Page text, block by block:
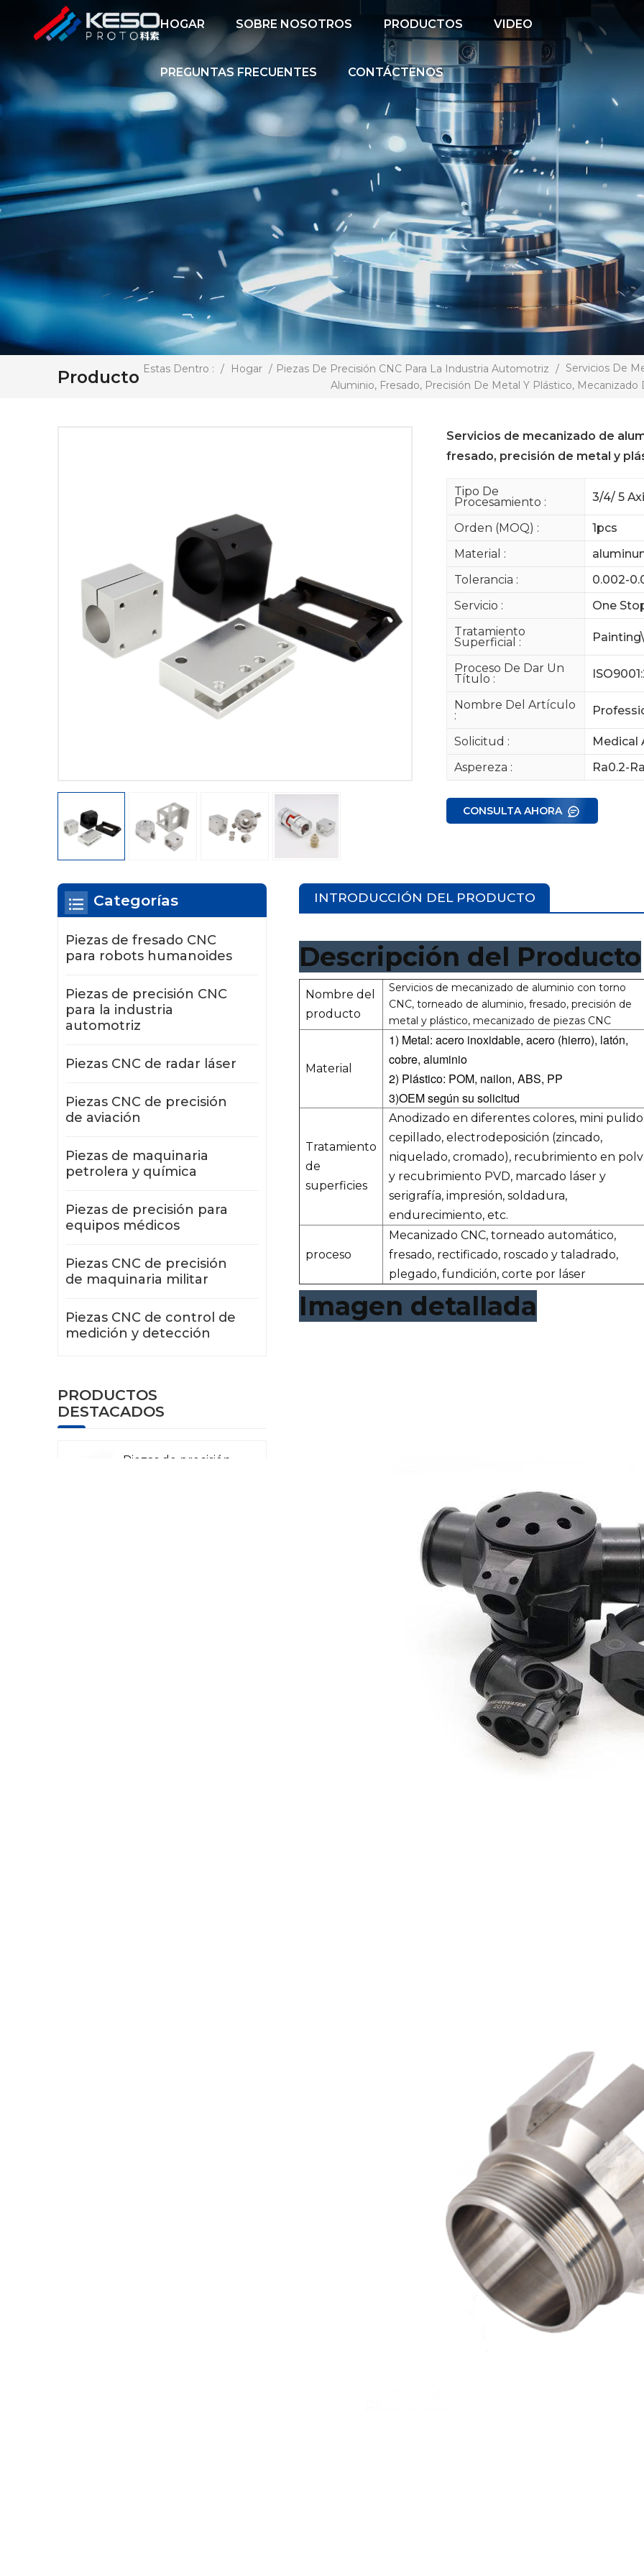
HOGAR SOBRE NOSOTROS PRODUCTOS VIDEO
PREGUNTAS FRECUENTES CONTÁCTENOS
Producto Estas Dentro : / Hogar / Piezas De Precisión CNC Para La Industria Automotriz / Servicios De
Aluminio, Fresado, Precisión De Metal Y Plástico, Mecanizado
Servicios de mecanizado de
fresado, precisión de metal y
Tipo De
Procesamiento : 3/4/ 5
Orden (MOQ) :
1pcs
Material :
Tolerancia :
0.002-
Servicio :
One
Tratamiento
Superficial :
Proceso De Dar Un
Título :
Nombre Del Artículo
:
Solicitud :
Medical
Aspereza :
Ra0.2-
CONSULTA AHORA
INTRODUCCIÓN DEL PRODUCTO
Descripción del Producto
Nombre del
producto
Servicios de mecanizado de aluminio con torno
CNC, torneado de aluminio, fresado, precisión de
metal y plástico, mecanizado de piezas CNC
Material
1) Metal: acero inoxidable, acero (hierro), latón,
cobre, aluminio
2) Plástico: POM, nailon, ABS, PP
3)OEM según su solicitud
Tratamiento
de
superficies
Anodizado en diferentes colores, mini
cepillado, electrodeposición (zincado,
niquelado, cromado), recubrimiento en
y recubrimiento PVD, marcado láser y
serigrafía, impresión, soldadura,
endurecimiento, etc.
proceso
Mecanizado CNC, torneado automático,
fresado, rectificado, roscado y taladrado,
plegado, fundición, corte por láser
Imagen detallada
Categorías
Piezas de fresado CNC
para robots humanoides
Piezas de precisión CNC
para la industria
automotriz
Piezas CNC de radar láser
Piezas CNC de precisión
de aviación
Piezas de maquinaria
petrolera y química
Piezas de precisión para
equipos médicos
Piezas CNC de precisión
de maquinaria militar
Piezas CNC de control de
medición y detección
PRODUCTOS
DESTACADOS
Piezas de precisión